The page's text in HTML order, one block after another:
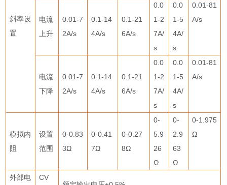
斜率设
置
电流
上升
0.01-7
2A/s
0.1-14
4A/s
0.1-21
6A/s
0.0
1-2
7A/
s
0.0
1-5
4A/
s
0.01-81
A/s
电流
下降
0.01-7
2A/s
0.1-14
4A/s
0.1-21
6A/s
0.0
1-2
7A/
s
0.0
1-5
4A/
s
0.01-81
A/s
模拟内
阻
设置
范围
0-0.83
3Ω
0-0.41
7Ω
0-0.27
8Ω
0-
5.9
26
Ω
0-
2.9
63
Ω
0-1.975
Ω
外部电
CV